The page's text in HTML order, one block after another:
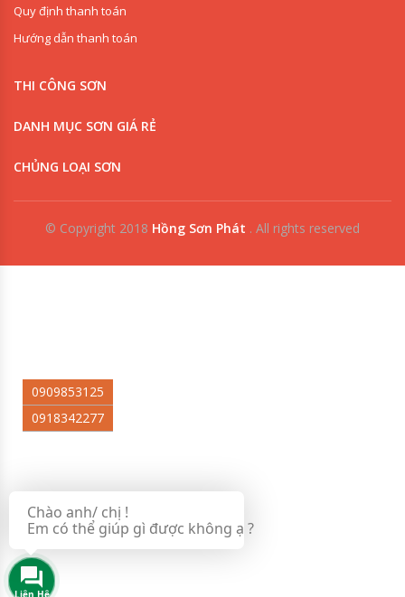
Quy định thanh toán
Hướng dẫn thanh toán
THI CÔNG SƠN
DANH MỤC SƠN GIÁ RẺ
CHỦNG LOẠI SƠN
© Copyright 2018 Hồng Sơn Phát . All rights reserved
0909853125
0918342277
Liên Hệ
Chào anh/ chị !
Em có thể giúp gì được không ạ ?